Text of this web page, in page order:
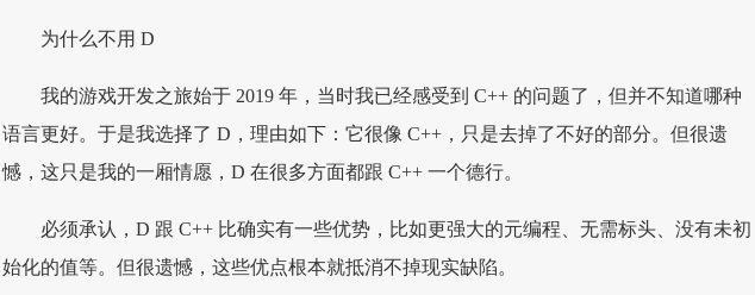
为什么不用 D
我的游戏开发之旅始于 2019 年，当时我已经感受到 C++ 的问题了，但并不知道哪种
语言更好。于是我选择了 D，理由如下：它很像 C++，只是去掉了不好的部分。但很遗
憾，这只是我的一厢情愿，D 在很多方面都跟 C++ 一个德行。
必须承认，D 跟 C++ 比确实有一些优势，比如更强大的元编程、无需标头、没有未初
始化的值等。但很遗憾，这些优点根本就抵消不掉现实缺陷。